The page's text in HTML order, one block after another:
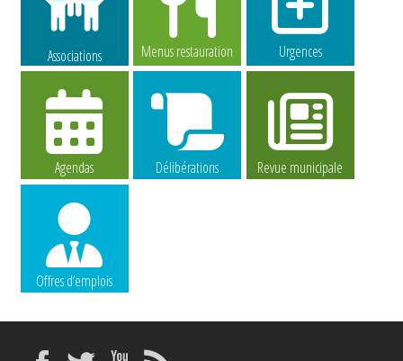
Associations Menus restauration Urgences
Agendas Délibérations Revue municipale
Offres d’emplois